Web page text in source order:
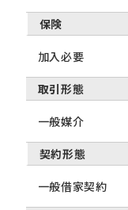
保険
加入必要
取引形態
一般媒介
契約形態
一般借家契約